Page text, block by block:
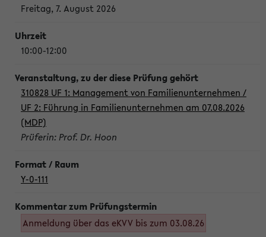
Freitag, 7. August 2026
10:00-12:00
310828 UF 1: Management von Familienunternehmen /
UF 2: Führung in Familienunternehmen am 07.08.2026
(MDP)
Prüferin: Prof. Dr. Hoon
Y-0-111
Anmeldung über das eKVV bis zum 03.08.26